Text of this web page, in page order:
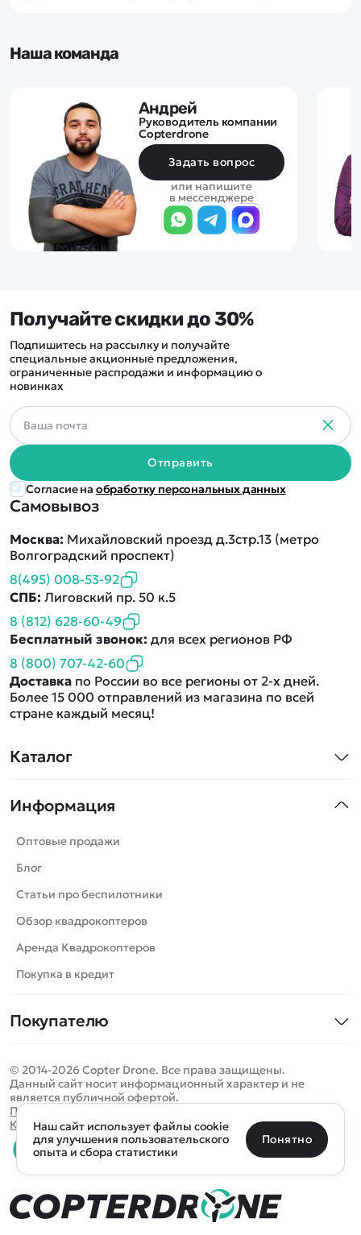
Наша команда
Андрей
Руководитель компании
Copterdrone
Задать вопрос
или напишите
в мессенджере
Каталог
Машинки
Танки
Вертолеты
Катера
Роботы
Самолеты
Сборные модели
Спецтехника
Игрушки
Запчасти для моделей
Бренды
Информация
Оптовые продажи
Блог
Статьи про беспилотники
Обзор квадрокоптеров
Аренда Квадрокоптеров
Покупка в кредит
Покупателю
Оплата и доставка
Помощь
Отследить заказ
Оплата на сайте
Самовывоз
Москва: Михайловский проезд д.3стр.13 (метро
Волгоградский проспект)
8(495) 008-53-92
СПБ: Лиговский пр. 50 к.5
8 (812) 628-60-49
Бесплатный звонок: для всех регионов РФ
8 (800) 707-42-60
Доставка по России во все регионы от 2-х дней.
Более 15 000 отправлений из магазина по всей
стране каждый месяц!
Получайте скидки до 30%
Подпишитесь на рассылку и получайте
специальные акционные предложения,
ограниченные распродажи и информацию о
новинках
Отправить
Согласие на обработку персональных данных
© 2014-2026 Copter Drone. Все права защищены.
Данный сайт носит информационный характер и не
является публичной офертой.
Политика конфиденциальности
Карта сайта
0 товаров Очистить
0 ₽ В корзину
Определить местоположение
Санкт-Петербург Москва Майкоп Уфа
Все подборки
Ещё более 300 населённых пунктов
Наш сайт использует файлы cookie
для улучшения пользовательского
опыта и сбора статистики
Понятно